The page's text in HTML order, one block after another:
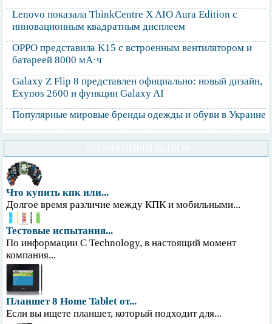
Lenovo показала ThinkCentre X AIO Aura Edition с
инновационным квадратным дисплеем
OPPO представила K15 с встроенным вентилятором и
батареей 8000 мА·ч
Galaxy Z Flip 8 представлен официально: новый дизайн,
Exynos 2600 и функции Galaxy AI
Популярные мировые бренды одежды и обуви в Украине
Что купить кпк или...
Долгое время различие между КПК и мобильными...
Тестовые испытания...
По информации С Technology, в настоящий момент
компания...
Планшет 8 Home Tablet от...
Если вы ищете планшет, который подходит для...